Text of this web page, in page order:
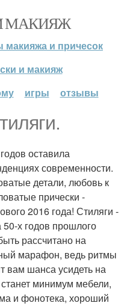
МАКИЯЖ
макияжа и причесок
и макияж
игры отзывы
оставила
современности.
детали, любовь к
прически -
2016 года! Стиляги -
50-х годов прошлого
рассчитано на
марафон, ведь ритмы
вам шанса усидеть на
минимум мебели,
и фонотека, хороший